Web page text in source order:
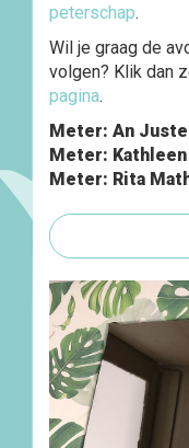
peterschap.
Wil je graag de
volgen? Klik dan
pagina.
Meter: An
Meter: Kathleen
Meter: Rita